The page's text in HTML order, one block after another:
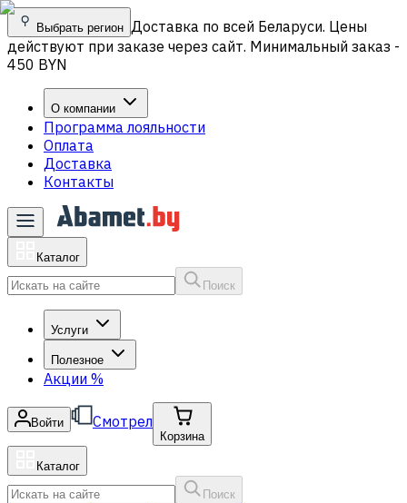
Выбрать регион Доставка по всей Беларуси. Цены
действуют при заказе через сайт. Минимальный заказ -
450 BYN
О компании
Программа лояльности
Оплата
Доставка
Контакты
Каталог
Поиск
Услуги
Полезное
Акции %
Войти Смотрел
Корзина
Каталог
Поиск